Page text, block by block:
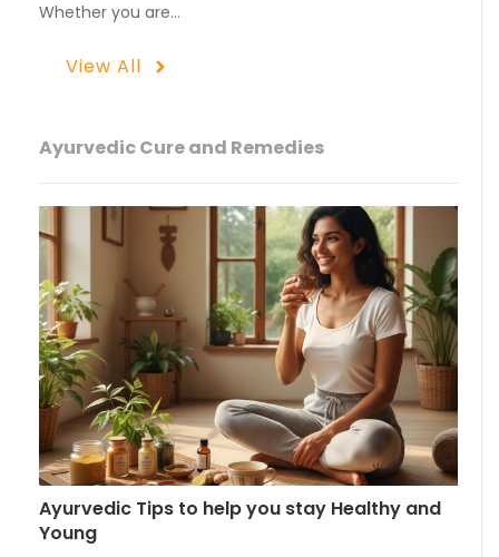
Whether you are…
View All
Ayurvedic Cure and Remedies
Ayurvedic Tips to help you stay Healthy and
Young